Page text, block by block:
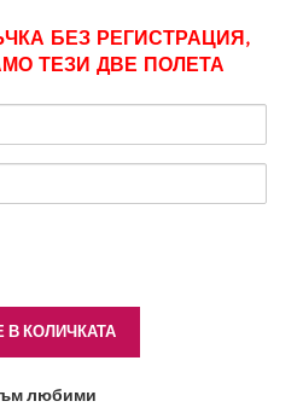
БЕЗ РЕГИСТРАЦИЯ,
ТЕЗИ ДВЕ ПОЛЕТА
В КОЛИЧКАТА
любими